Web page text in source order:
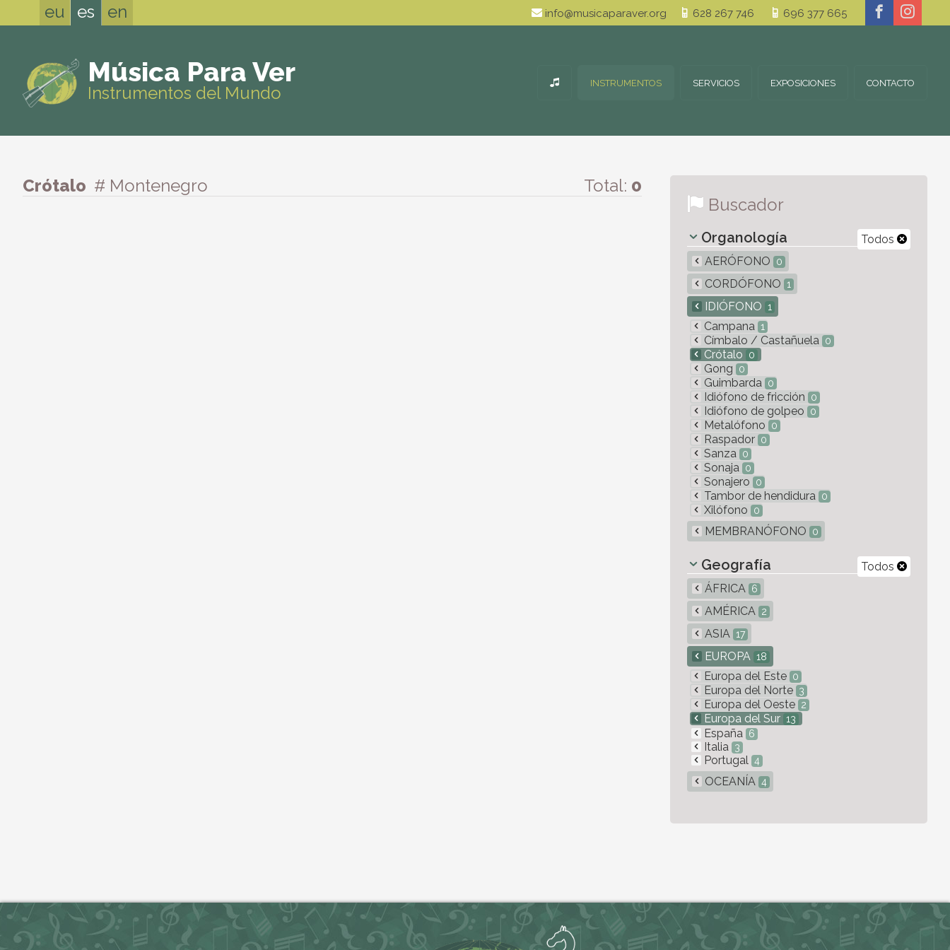
eu es en info@musicaparaver.org 628 267 746 696 377 665
Música Para Ver
Instrumentos del Mundo INSTRUMENTOS SERVICIOS EXPOSICIONES CONTACTO
Crótalo # Montenegro Total: 0
Buscador
Todos
Organología
AERÓFONO 0
CORDÓFONO 1
IDIÓFONO 1
Campana 1
Címbalo / Castañuela 0
Crótalo 0
Gong 0
Guimbarda 0
Idiófono de fricción 0
Idiófono de golpeo 0
Metalófono 0
Raspador 0
Sanza 0
Sonaja 0
Sonajero 0
Tambor de hendidura 0
Xilófono 0
MEMBRANÓFONO 0
Todos
Geografía
ÁFRICA 6
AMÉRICA 2
ASIA 17
EUROPA 18
Europa del Este 0
Europa del Norte 3
Europa del Oeste 2
Europa del Sur 13
España 6
Italia 3
Portugal 4
OCEANÍA 4